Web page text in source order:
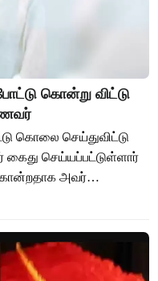
கொன்று விட்டு
கொலை செய்துவிட்டு
செய்யப்பட்டுள்ளார்
அவர்
மாவட்டத